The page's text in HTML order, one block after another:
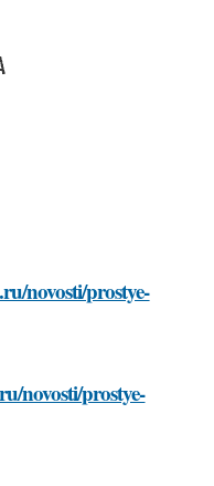
novosti/prostye-
novosti/prostye-